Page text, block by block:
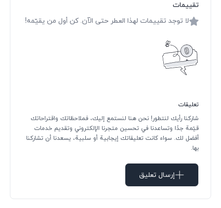
تقييمات
لا توجد تقييمات لهذا العطر حتى الآن. كن أول من يقيّمه!
تعليقات
شاركنا رأيك لنتطور! نحن هنا لنستمع إليك، فملاحظاتك واقتراحاتك
قيّمة جدًا وتساعدنا في تحسين متجرنا الإلكتروني وتقديم خدمات
أفضل لك. سواء كانت تعليقاتك إيجابية أو سلبية، يسعدنا أن تشاركنا
بها.
إرسال تعليق